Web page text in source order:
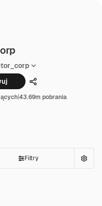
Udostępnij
|43.69m pobrania
Filtry